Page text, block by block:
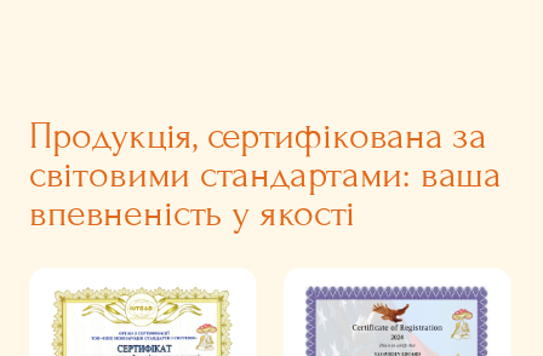
Продукція, сертифікована за
світовими стандартами: ваша
впевненість у якості